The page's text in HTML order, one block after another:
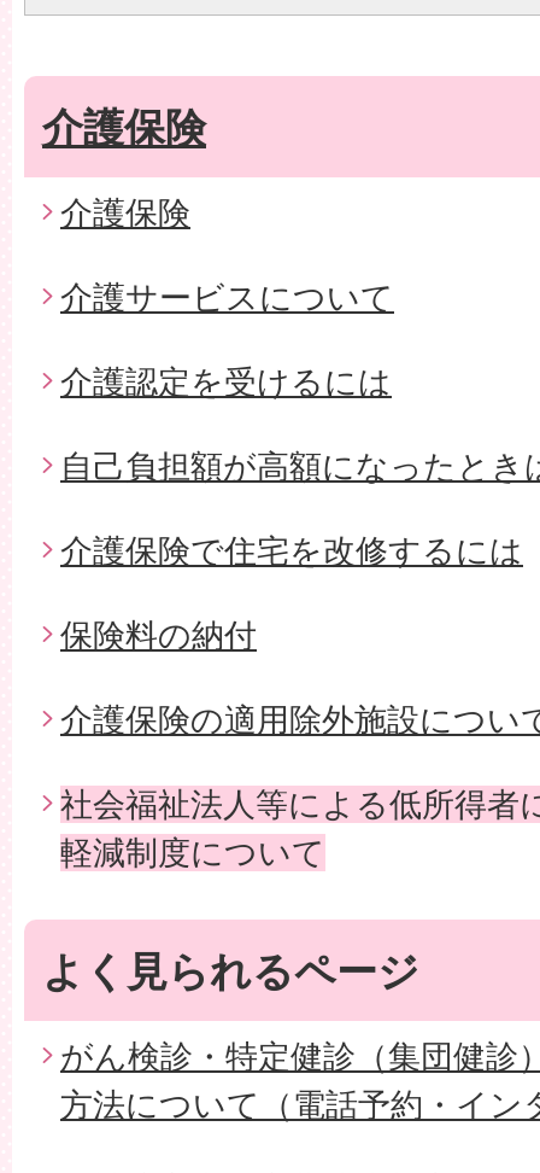
介護保険
介護保険
介護サービスについて
介護認定を受けるには
自己負担額が高額になったとき
介護保険で住宅を改修するには
保険料の納付
介護保険の適用除外施設につい
社会福祉法人等による低所得者
軽減制度について
よく見られるページ
がん検診・特定健診（集団健診
方法について（電話予約・イン